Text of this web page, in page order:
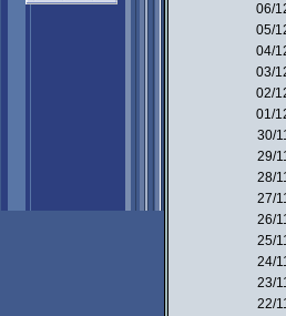
06/
05/
04/
03/
02/
01/
30/
29/
28/
27/
26/
25/
24/
23/
22/